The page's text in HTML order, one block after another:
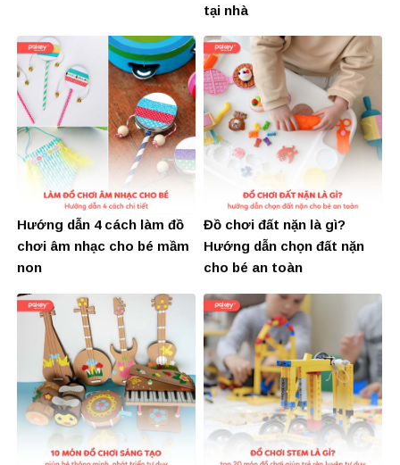
tại nhà
Hướng dẫn 4 cách làm đồ
chơi âm nhạc cho bé mầm
non
Đồ chơi đất nặn là gì?
Hướng dẫn chọn đất nặn
cho bé an toàn